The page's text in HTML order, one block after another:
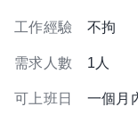
工作經驗 不拘
需求人數 1人
可上班日 一個月